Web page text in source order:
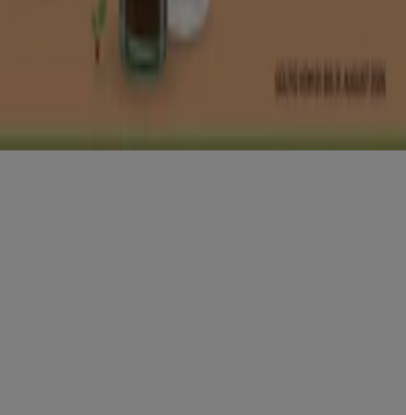
Copyright © Tiendeo ® 2026 · Shopfully Marketing S.L.U. –
Palau de Mar – 08039 Barcelona, Spain